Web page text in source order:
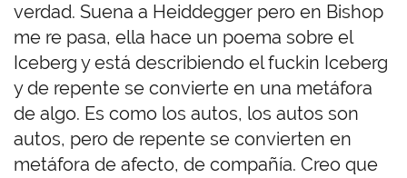
verdad. Suena a Heiddegger pero en Bishop
me re pasa, ella hace un poema sobre el
Iceberg y está describiendo el fuckin Iceberg
y de repente se convierte en una metáfora
de algo. Es como los autos, los autos son
autos, pero de repente se convierten en
metáfora de afecto, de compañía. Creo que